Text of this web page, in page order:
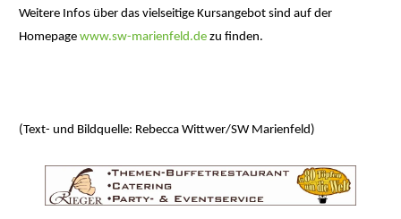
Weitere Infos über das vielseitige Kursangebot sind auf der
Homepagewww.sw-marienfeld.de zu finden.
(Text- und Bildquelle: Rebecca Wittwer/SW Marienfeld)